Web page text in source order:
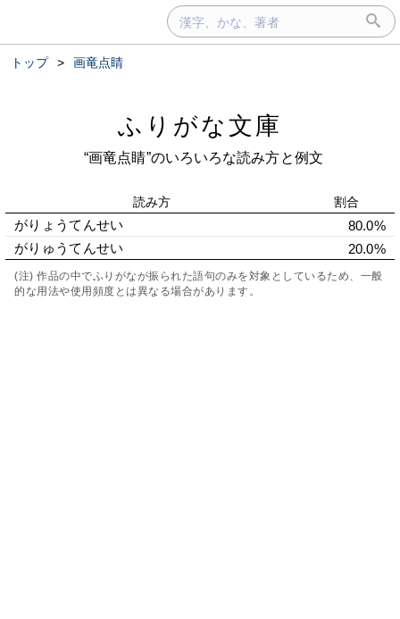
トップ > 画竜点睛
ふりがな文庫
“画竜点睛”のいろいろな読み方と例文
読み方 割合
がりょうてんせい
80.0%
がりゅうてんせい
20.0%
(注) 作品の中でふりがなが振られた語句のみを対象としているため、一般
的な用法や使用頻度とは異なる場合があります。